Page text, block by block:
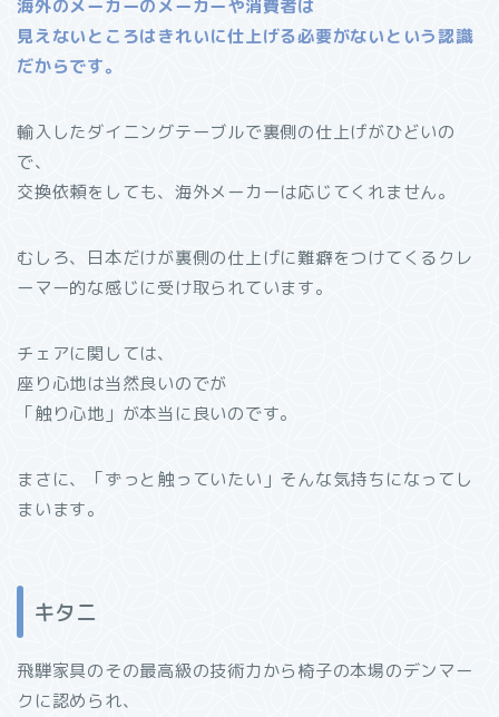
海外のメーカーのメーカーや消費者は
見えないところはきれいに仕上げる必要がないという認識
だからです。
輸入したダイニングテーブルで裏側の仕上げがひどいの
で、
交換依頼をしても、海外メーカーは応じてくれません。
むしろ、日本だけが裏側の仕上げに難癖をつけてくるクレ
ーマー的な感じに受け取られています。
チェアに関しては、
座り心地は当然良いのでが
「触り心地」が本当に良いのです。
まさに、「ずっと触っていたい」そんな気持ちになってし
まいます。
キタニ
飛騨家具のその最高級の技術力から椅子の本場のデンマー
クに認められ、